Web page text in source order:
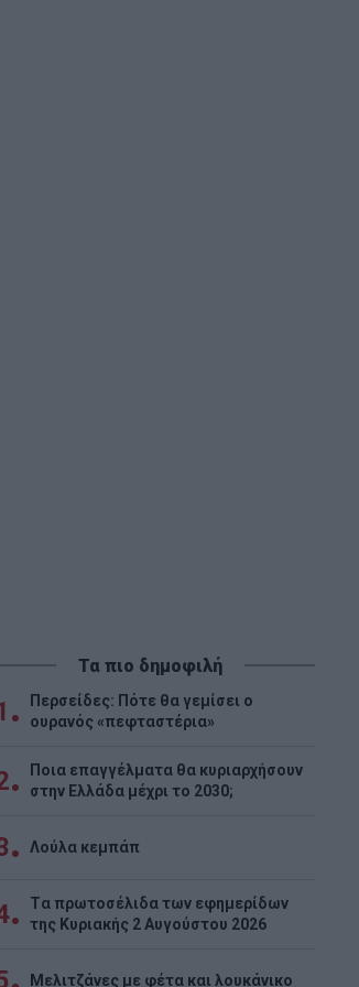
Τα πιο δημοφιλή
Περσείδες: Πότε θα γεμίσει ο
ουρανός «πεφταστέρια»
Ποια επαγγέλματα θα κυριαρχήσουν
στην Ελλάδα μέχρι το 2030;
Λούλα κεμπάπ
Tα πρωτοσέλιδα των εφημερίδων
της Κυριακής 2 Αυγούστου 2026
Μελιτζάνες με φέτα και λουκάνικο